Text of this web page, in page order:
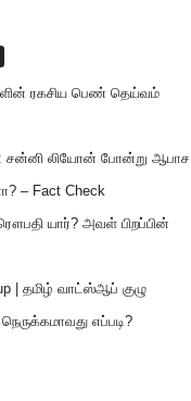
ரகசிய பெண் தெய்வம்
சன்னி லியோன் போன்று ஆபாச
– Fact Check
யார்? அவள் பிறப்பின்
| தமிழ் வாட்ஸ்ஆப் குழு
எப்படி?